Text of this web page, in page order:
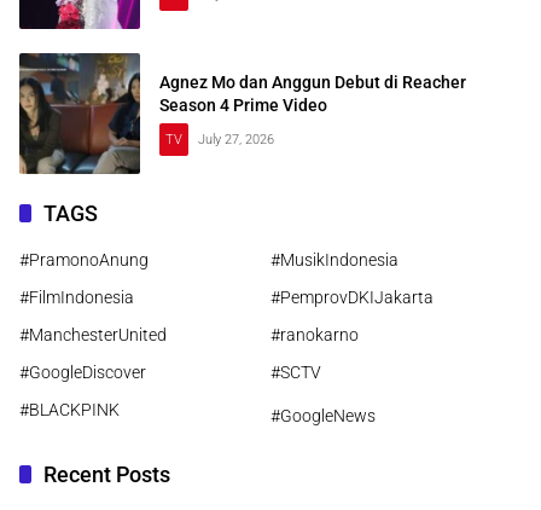
Agnez Mo dan Anggun Debut di Reacher
Season 4 Prime Video
TV July 27, 2026
TAGS
#PramonoAnung
#MusikIndonesia
#FilmIndonesia
#PemprovDKIJakarta
#ManchesterUnited
#ranokarno
#GoogleDiscover
#SCTV
#BLACKPINK
#GoogleNews
Recent Posts